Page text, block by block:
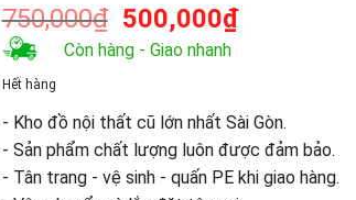
750,000₫ Giá
gốc
là:
500,000₫Giá
500,000₫.
Còn hàng - Giao nhanh
Hết hàng
- Kho đồ nội thất cũ lớn nhất Sài Gòn.
- Sản phẩm chất lượng luôn được đảm bảo.
- Tân trang - vệ sinh - quấn PE khi giao hàng.